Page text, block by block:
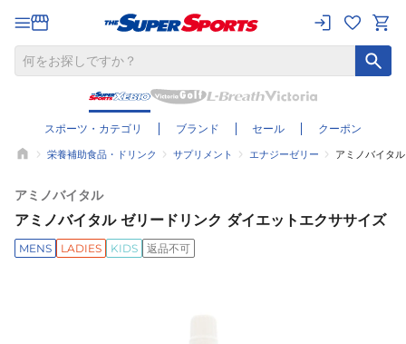
スポーツ・カテゴリ ブランド セール クーポン
栄養補助食品・ドリンク サプリメント エナジーゼリー アミノバイタ
アミノバイタル
アミノバイタル ゼリードリンク ダイエットエクササイズ
MENS LADIES KIDS 返品不可